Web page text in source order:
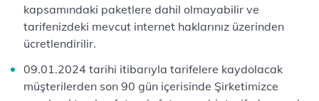
kapsamındaki paketlere dahil olmayabilir ve
tarifenizdeki mevcut internet haklarınız üzerinden
ücretlendirilir.
09.01.2024 tarihi itibarıyla tarifelere kaydolacak
müşterilerden son 90 gün içerisinde Şirketimizce